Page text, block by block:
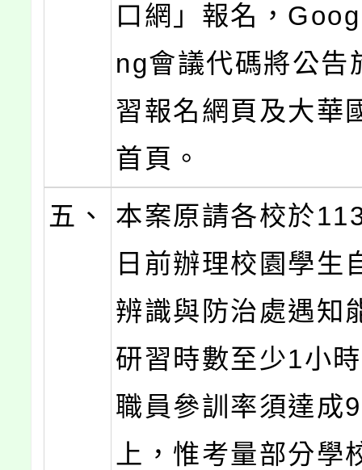
口網」報名，
ng會議代碼將公告
習報名網頁及大華
首頁。
五、
本案原請各校於
日前辦理校園學生
辨識與防治處遇知
研習時數至少1小
職員參訓率須達成
上，惟考量部分學